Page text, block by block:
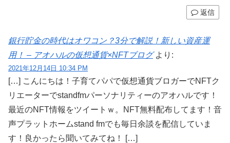
返信
銀行貯金の時代はオワコン？3分で解説！新しい資産運
用！ – アオハルの仮想通貨×NFTブログ より:
2021年12月14日 10:34 PM
[…] こんにちは！子育てパパで仮想通貨ブロガーでNFTク
リエーターでstandfmパーソナリティーのアオハルです！
最近のNFT情報をツイートｗ。NFT無料配布してます！音
声プラットホームstand fmでも毎日余談を配信していま
す！良かったら聞いてみてね！ […]